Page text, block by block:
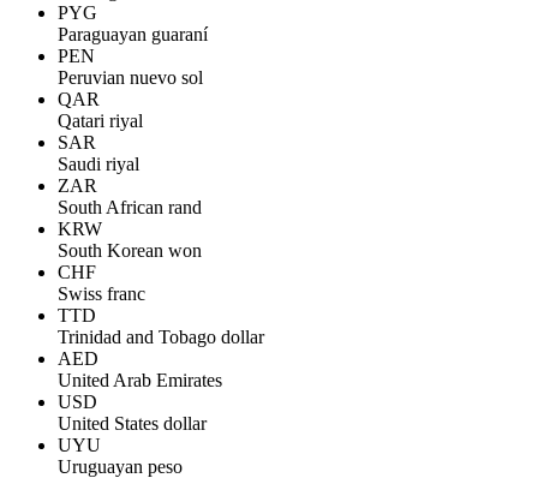
PYG
Paraguayan guaraní
PEN
Peruvian nuevo sol
QAR
Qatari riyal
SAR
Saudi riyal
ZAR
South African rand
KRW
South Korean won
CHF
Swiss franc
TTD
Trinidad and Tobago dollar
AED
United Arab Emirates
USD
United States dollar
UYU
Uruguayan peso